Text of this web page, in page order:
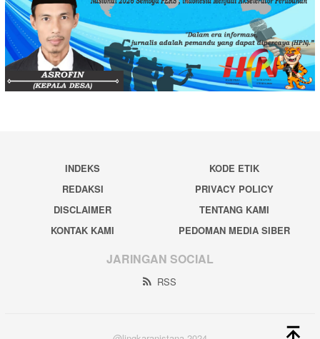
INDEKS
KODE ETIK
REDAKSI
PRIVACY POLICY
DISCLAIMER
TENTANG KAMI
KONTAK KAMI
PEDOMAN MEDIA SIBER
JARINGAN SOCIAL
RSS